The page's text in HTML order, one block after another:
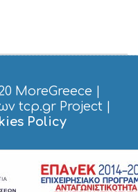
MoreGreece
tcp.gr Project|
Policy